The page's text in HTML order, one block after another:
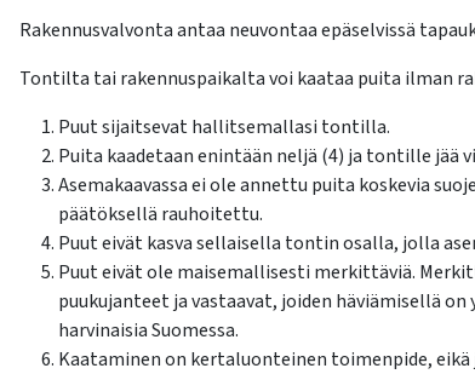
Rakennusvalvonta antaa neuvontaa epäselvissä
Tontilta tai rakennuspaikalta voi kaataa puita ilman
Puut sijaitsevat hallitsemallasi tontilla.
Puita kaadetaan enintään neljä (4) ja tontille jää
Asemakaavassa ei ole annettu puita koskevia
päätöksellä rauhoitettu.
Puut eivät kasva sellaisella tontin osalla, jolla
Puut eivät ole maisemallisesti merkittäviä.
puukujanteet ja vastaavat, joiden häviämisellä
harvinaisia Suomessa.
Kaataminen on kertaluonteinen toimenpide,